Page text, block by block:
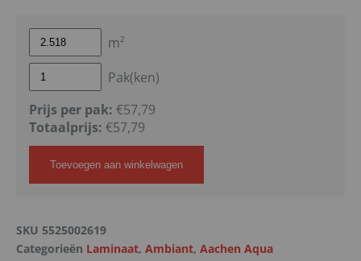
m²
Pak(ken)
Prijs per pak: €57,79
Totaalprijs: €57,79
Toevoegen aan winkelwagen
SKU 5525002619
Categorieën Laminaat, Ambiant, Aachen Aqua